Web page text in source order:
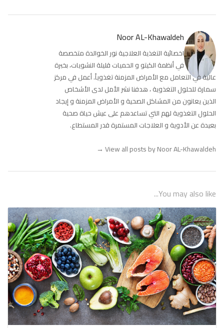
Noor AL-Khawaldeh
اخصائية التغذية العلاجية نور الخوالدة متخصصة
في أنظمة الكيتو و الحميات قليلة النشويات، بخبرة
عالية في التعامل مع الأمراض المزمنة تغذوياً. أعمل في مركز
سمارة للحلول التغذوية ، هدفنا نشر الأمل لدى الأشخاص
الذين يعانون من المشاكل الصحية و الأمراض المزمنة و إيجاد
الحلول التغذوية لهم التي تساعدهم على عيش حياة صحية
بعيدة عن الأدوية و العلاجات المستمرة قدر المستطاع.
View all posts by Noor AL-Khawaldeh
→
You may also like...